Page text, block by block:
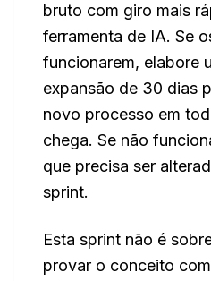
bruto com giro mais
ferramenta de IA. Se
funcionarem, elabore
expansão de 30 dias
novo processo em
chega. Se não
que precisa ser
sprint.
Esta sprint não é
provar o conceito